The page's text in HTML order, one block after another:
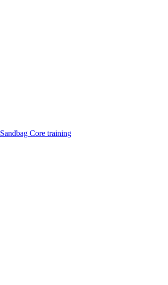
Sandbag Core training